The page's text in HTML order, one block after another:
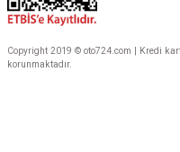
Copyright 2019 © oto724.com | Kredi
korunmaktadır.